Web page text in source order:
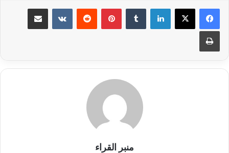
لينكدإن بينتيريست
طباعة
منبر القراء